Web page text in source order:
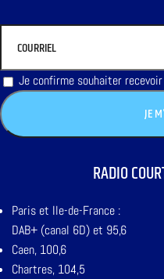
Je confirme souhaiter
RADIO
Paris et Ile-de-France :
DAB+ (canal 6D) et 95,6
Caen, 100,6
Chartres, 104,5